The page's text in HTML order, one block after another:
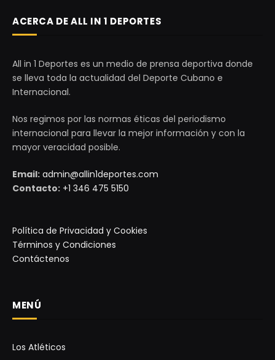
ACERCA DE ALL IN 1 DEPORTES
All in 1 Deportes es un medio de prensa deportiva donde
se lleva toda la actualidad del Deporte Cubano e
Internacional.
Nos regimos por las normas éticas del periodismo
internacional para llevar la mejor información y con la
mayor veracidad posible.
Email: admin@allin1deportes.com
Contacto: +1 346 475 5150
Política de Privacidad y Cookies
Términos y Condiciones
Contáctenos
MENÚ
Los Atléticos